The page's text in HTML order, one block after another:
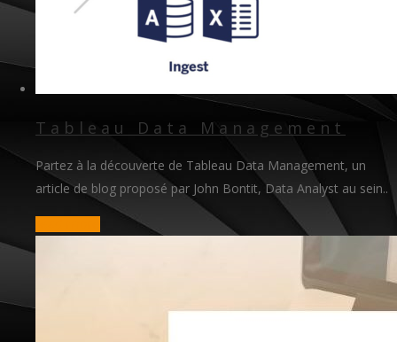
Tableau Data Management
Partez à la découverte de Tableau Data Management, un
article de blog proposé par John Bontit, Data Analyst au sein..